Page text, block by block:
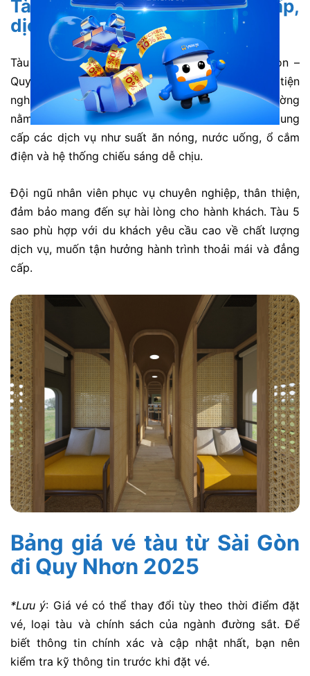
Tàu 5 sao – Trải nghiệm cao cấp,
dịch vụ chất lượng
Tàu 5 sao là lựa chọn cao cấp trên tuyến Sài Gòn –
Quy Nhơn. Mang đến trải nghiệm sang trọng và tiện
nghi cho hành khách.
Được thiết kế với khoang giường
nằm điều hòa, nội thất hiện đại, sạch sẽ, tàu còn cung
cấp các dịch vụ như suất ăn nóng, nước uống, ổ cắm
điện và hệ thống chiếu sáng dễ chịu.
Đội ngũ nhân viên phục vụ chuyên nghiệp, thân thiện,
đảm bảo mang đến sự hài lòng cho hành khách. Tàu 5
sao phù hợp với du khách yêu cầu cao về chất lượng
dịch vụ, muốn tận hưởng hành trình thoải mái và đẳng
cấp.
Bảng giá vé tàu từ Sài Gòn
đi Quy Nhơn 2025
*Lưu ý: Giá vé có thể thay đổi tùy theo thời điểm đặt
vé, loại tàu và chính sách của ngành đường sắt. Để
biết thông tin chính xác và cập nhật nhất, bạn nên
kiểm tra kỹ thông tin trước khi đặt vé.